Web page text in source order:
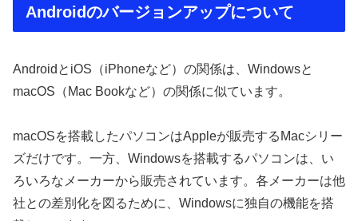
Androidのバージョンアップについて
AndroidとiOS（iPhoneなど）の関係は、Windowsと
macOS（Mac Bookなど）の関係に似ています。
macOSを搭載したパソコンはAppleが販売するMacシリー
ズだけです。一方、Windowsを搭載するパソコンは、い
ろいろなメーカーから販売されています。各メーカーは他
社との差別化を図るために、Windowsに独自の機能を搭